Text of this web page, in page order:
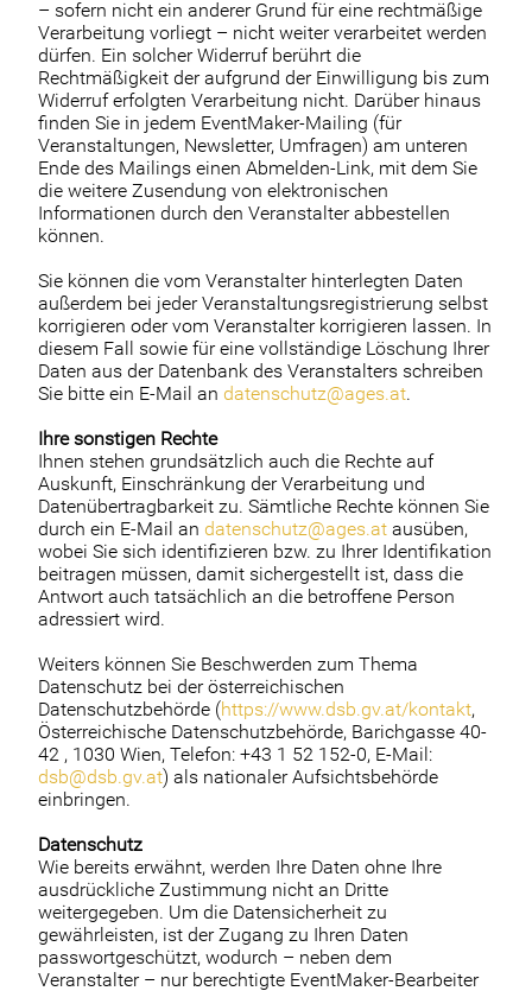
– sofern nicht ein anderer Grund für eine rechtmäßige
Verarbeitung vorliegt – nicht weiter verarbeitet werden
dürfen. Ein solcher Widerruf berührt die
Rechtmäßigkeit der aufgrund der Einwilligung bis zum
Widerruf erfolgten Verarbeitung nicht. Darüber hinaus
finden Sie in jedem EventMaker-Mailing (für
Veranstaltungen, Newsletter, Umfragen) am unteren
Ende des Mailings einen Abmelden-Link, mit dem Sie
die weitere Zusendung von elektronischen
Informationen durch den Veranstalter abbestellen
können.
Sie können die vom Veranstalter hinterlegten Daten
außerdem bei jeder Veranstaltungsregistrierung selbst
korrigieren oder vom Veranstalter korrigieren lassen. In
diesem Fall sowie für eine vollständige Löschung Ihrer
Daten aus der Datenbank des Veranstalters schreiben
Sie bitte ein E-Mail an datenschutz@ages.at.
Ihre sonstigen Rechte
Ihnen stehen grundsätzlich auch die Rechte auf
Auskunft, Einschränkung der Verarbeitung und
Datenübertragbarkeit zu. Sämtliche Rechte können Sie
durch ein E-Mail an datenschutz@ages.at ausüben,
wobei Sie sich identifizieren bzw. zu Ihrer Identifikation
beitragen müssen, damit sichergestellt ist, dass die
Antwort auch tatsächlich an die betroffene Person
adressiert wird.
Weiters können Sie Beschwerden zum Thema
Datenschutz bei der österreichischen
Datenschutzbehörde (https://www.dsb.gv.at/kontakt,
Österreichische Datenschutzbehörde, Barichgasse 40-
42 , 1030 Wien, Telefon: +43 1 52 152-0, E-Mail:
dsb@dsb.gv.at) als nationaler Aufsichtsbehörde
einbringen.
Datenschutz
Wie bereits erwähnt, werden Ihre Daten ohne Ihre
ausdrückliche Zustimmung nicht an Dritte
weitergegeben. Um die Datensicherheit zu
gewährleisten, ist der Zugang zu Ihren Daten
passwortgeschützt, wodurch – neben dem
Veranstalter – nur berechtigte EventMaker-Bearbeiter